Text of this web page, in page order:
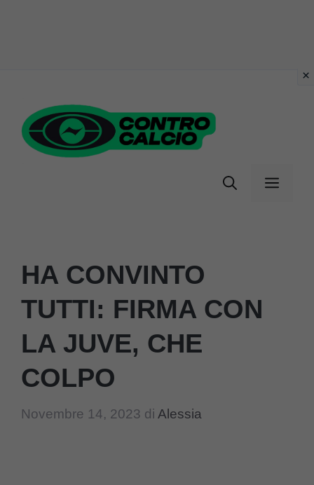
contenuto
Menu
HA CONVINTO
TUTTI: FIRMA CON
LA JUVE, CHE
COLPO
Novembre 14, 2023 di Alessia